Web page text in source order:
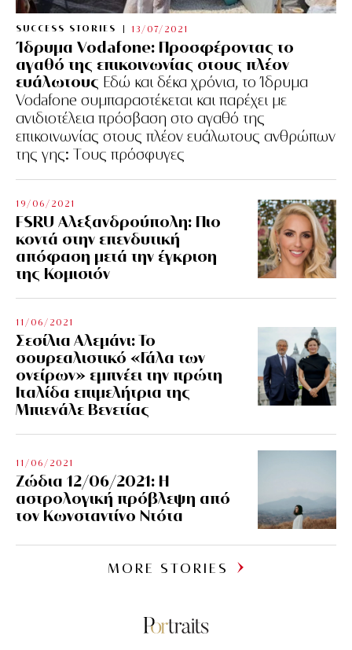
SUCCESS STORIES 13/07/2021
Ίδρυμα Vodafone: Προσφέροντας το
αγαθό της επικοινωνίας στους πλέον
ευάλωτους Εδώ και δέκα χρόνια, το Ίδρυμα
Vodafone συμπαραστέκεται και παρέχει με
ανιδιοτέλεια πρόσβαση στο αγαθό της
επικοινωνίας στους πλέον ευάλωτους ανθρώπων
της γης: Tους πρόσφυγες
19/06/2021
FSRU Αλεξανδρούπολη: Πιο
κοντά στην επενδυτική
απόφαση μετά την έγκριση
της Κομισιόν
11/06/2021
Σεσίλια Αλεμάνι: Το
σουρεαλιστικό «Γάλα των
ονείρων» εμπνέει την πρώτη
Ιταλίδα επιμελήτρια της
Μπιενάλε Βενετίας
11/06/2021
Ζώδια 12/06/2021: Η
αστρολογική πρόβλεψη από
τον Κωνσταντίνο Ντότα
MORE STORIES